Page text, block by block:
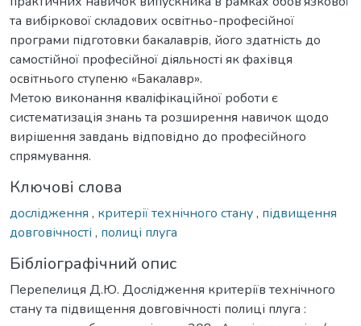
та вибіркової складових освітньо-професійної
програми підготовки бакалаврів, його здатність до
самостійної професійної діяльності як фахівця
освітнього ступеню «Бакалавр».
Метою виконання кваліфікаційної роботи є
систематизація знань та розширення навичок щодо
вирішення завдань відповідно до професійного
спрямування.
Ключові слова
дослідження , критерії технічного стану, підвищення
довговічності , полиці плуга
Бібліографічний опис
Перепелиця Д.Ю. Дослідження критеріїв технічного
стану та підвищення довговічності полиці плуга :